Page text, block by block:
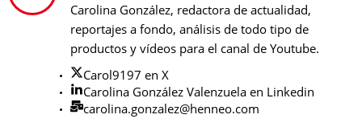
Carolina González, redactora de actualidad,
reportajes a fondo, análisis de todo tipo de
productos y vídeos para el canal de Youtube.
Carol9197 en X
Carolina González Valenzuela en Linkedin
carolina.gonzalez@henneo.com